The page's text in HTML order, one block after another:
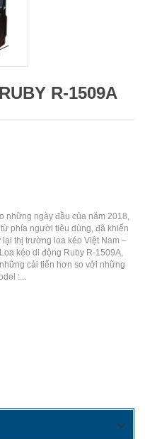
R-1509A
những ngày đầu của năm 2018,
phía người tiêu dùng, đã khiến
thị trường loa kéo Việt Nam –
kéo di động Ruby R-1509A,
cải tiến hơn so với những
:...